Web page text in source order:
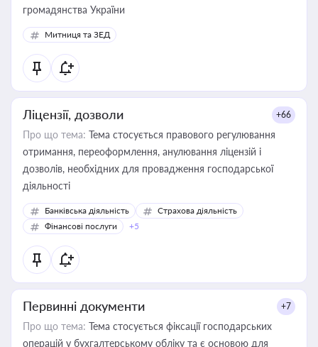
громадянства України
Митниця та ЗЕД
Ліцензії, дозволи +66
Про що тема: Тема стосується правового регулювання
отримання, переоформлення, анулювання ліцензій і
дозволів, необхідних для провадження господарської
діяльності
Банківська діяльність
Страхова діяльність
Фінансові послуги
+5
Первинні документи +7
Про що тема: Тема стосується фіксації господарських
операцій у бухгалтерському обліку та є основою для